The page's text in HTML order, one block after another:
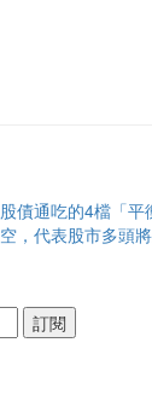
債通吃的4檔「平
，代表股市多頭
訂閱